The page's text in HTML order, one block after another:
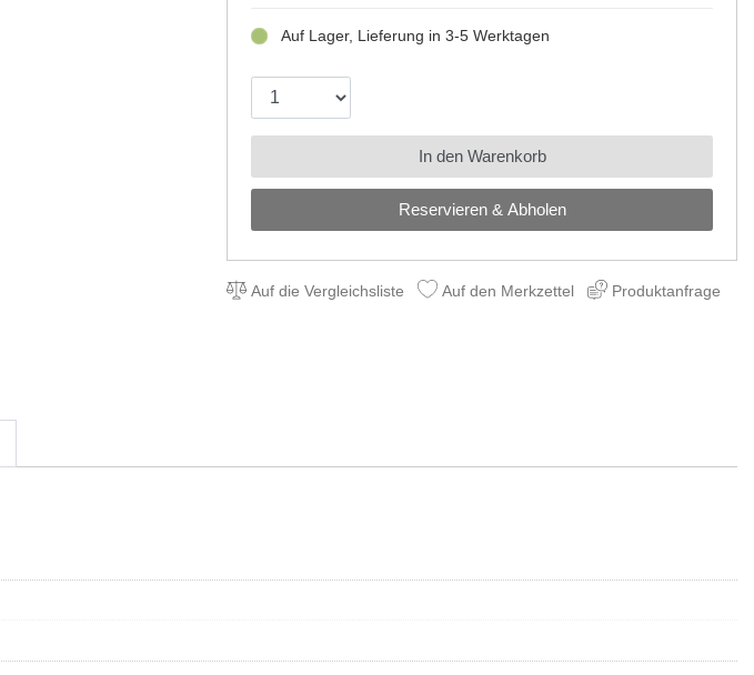
Reservieren & Abholen
Auf Lager, Lieferung in 3-5 Werktagen
In den Warenkorb
Auf die Vergleichsliste Auf den Merkzettel Produktanfrage